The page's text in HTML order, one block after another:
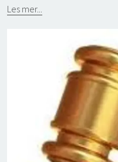
Les mer...